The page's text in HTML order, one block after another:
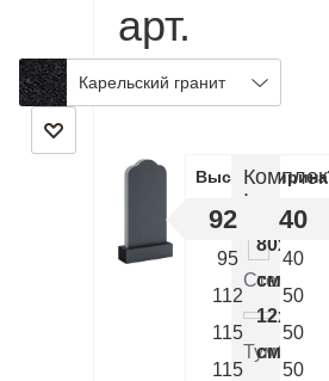
арт.
CA.44
Карельский гранит
ВысотаШирина
92 40
95
40
112
50
115
50
115
50
:
Стелла
см.
Тумба
см.